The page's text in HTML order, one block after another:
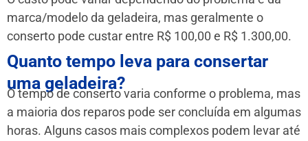
marca/modelo da geladeira, mas geralmente o
conserto pode custar entre R$ 100,00 e R$ 1.300,00.
Quanto tempo leva para consertar
uma geladeira?
O tempo de conserto varia conforme o problema, mas
a maioria dos reparos pode ser concluída em algumas
horas. Alguns casos mais complexos podem levar até